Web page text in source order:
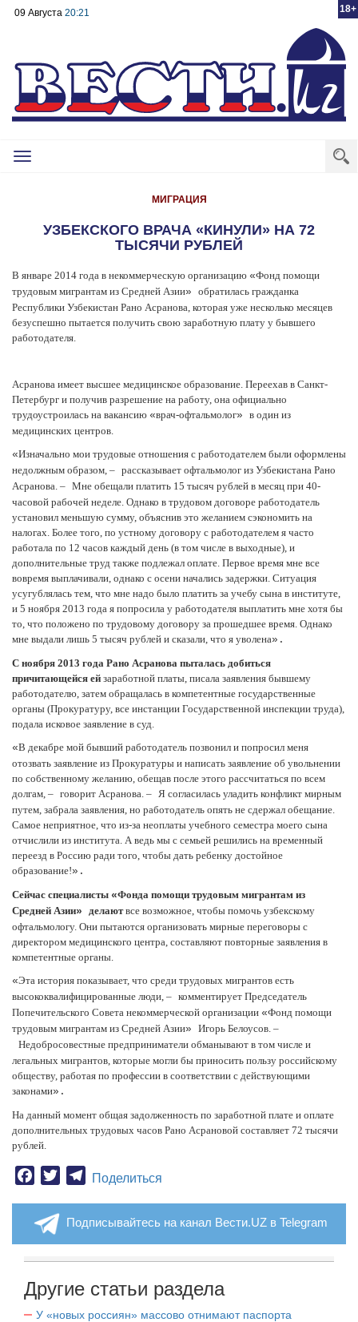
18+
09 Августа 20:21
Toggle
МИГРАЦИЯ
УЗБЕКСКОГО ВРАЧА «КИНУЛИ» НА 72
ТЫСЯЧИ РУБЛЕЙ
В январе 2014 года в некоммерческую организацию «Фонд помощи
трудовым мигрантам из Средней Азии» обратилась гражданка
Республики Узбекистан Рано Асранова, которая уже несколько месяцев
безуспешно пытается получить свою заработную плату у бывшего
работодателя.
Асранова имеет высшее медицинское образование. Переехав в Санкт-
Петербург и получив разрешение на работу, она официально
трудоустроилась на вакансию «врач-офтальмолог» в один из
медицинских центров.
«Изначально мои трудовые отношения с работодателем были оформлены
недолжным образом, – рассказывает офтальмолог из Узбекистана Рано
Асранова. – Мне обещали платить 15 тысяч рублей в месяц при 40-
часовой рабочей неделе. Однако в трудовом договоре работодатель
установил меньшую сумму, объяснив это желанием сэкономить на
налогах. Более того, по устному договору с работодателем я часто
работала по 12 часов каждый день (в том числе в выходные), и
дополнительные труд также подлежал оплате. Первое время мне все
вовремя выплачивали, однако с осени начались задержки. Ситуация
усугублялась тем, что мне надо было платить за учебу сына в институте,
и 5 ноября 2013 года я попросила у работодателя выплатить мне хотя бы
то, что положено по трудовому договору за прошедшее время. Однако
мне выдали лишь 5 тысяч рублей и сказали, что я уволена».
С ноября 2013 года Рано Асранова пыталась добиться
причитающейся ей заработной платы, писала заявления бывшему
работодателю, затем обращалась в компетентные государственные
органы (Прокуратуру, все инстанции Государственной инспекции труда),
подала исковое заявление в суд.
«В декабре мой бывший работодатель позвонил и попросил меня
отозвать заявление из Прокуратуры и написать заявление об увольнении
по собственному желанию, обещав после этого рассчитаться по всем
долгам, – говорит Асранова. – Я согласилась уладить конфликт мирным
путем, забрала заявления, но работодатель опять не сдержал обещание.
Самое неприятное, что из-за неоплаты учебного семестра моего сына
отчислили из института. А ведь мы с семьей решились на временный
переезд в Россию ради того, чтобы дать ребенку достойное
образование!».
Сейчас специалисты «Фонда помощи трудовым мигрантам из
Средней Азии» делаютвсе возможное, чтобы помочь узбекскому
офтальмологу. Они пытаются организовать мирные переговоры с
директором медицинского центра, составляют повторные заявления в
компетентные органы.
«Эта история показывает, что среди трудовых мигрантов есть
высококвалифицированные люди, – комментирует Председатель
Попечительского Совета некоммерческой организации «Фонд помощи
трудовым мигрантам из Средней Азии» Игорь Белоусов. –
Недобросовестные предприниматели обманывают в том числе и
легальных мигрантов, которые могли бы приносить пользу российскому
обществу, работая по профессии в соответствии с действующими
законами».
На данный момент общая задолженность по заработной плате и оплате
дополнительных трудовых часов Рано Асрановой составляет 72 тысячи
рублей.
Facebook
TwitterTelegram
Поделиться
Подписывайтесь на канал Вести.UZ в Telegram
Другие статьи раздела
У «новых россиян» массово отнимают паспорта